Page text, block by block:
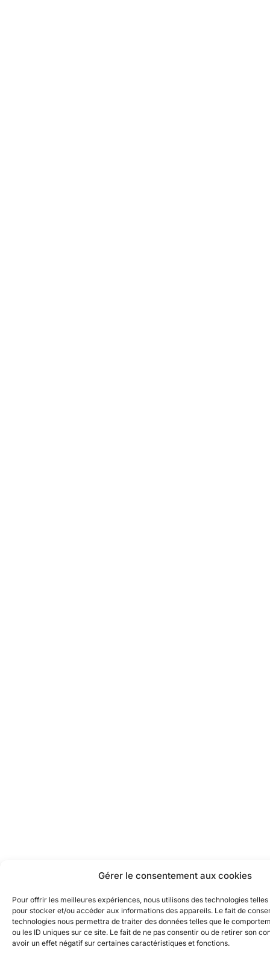
Gérer le consentement aux cookies
Pour offrir les meilleures expériences, nous utilisons des technologies
pour stocker et/ou accéder aux informations des appareils. Le fait de
technologies nous permettra de traiter des données telles que le
ou les ID uniques sur ce site. Le fait de ne pas consentir ou de retirer son
avoir un effet négatif sur certaines caractéristiques et fonctions.